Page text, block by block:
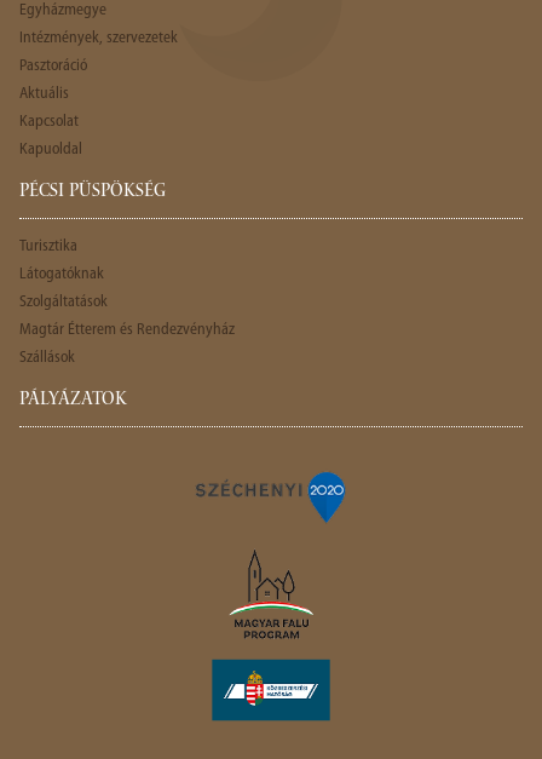
Egyházmegye
Intézmények, szervezetek
Pasztoráció
Aktuális
Kapcsolat
Kapuoldal
PÉCSI PÜSPÖKSÉG
Turisztika
Látogatóknak
Szolgáltatások
Magtár Étterem és Rendezvényház
Szállások
PÁLYÁZATOK